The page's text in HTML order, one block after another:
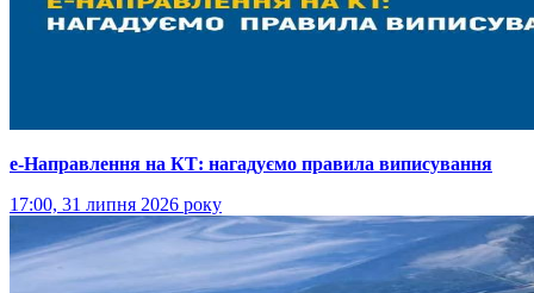
е-Направлення на КТ: нагадуємо правила виписування
17:00, 31 липня 2026 року